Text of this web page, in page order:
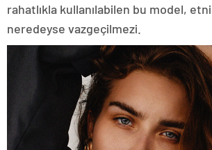
rahatlıkla kullanılabilen bu model,
neredeyse vazgeçilmezi.